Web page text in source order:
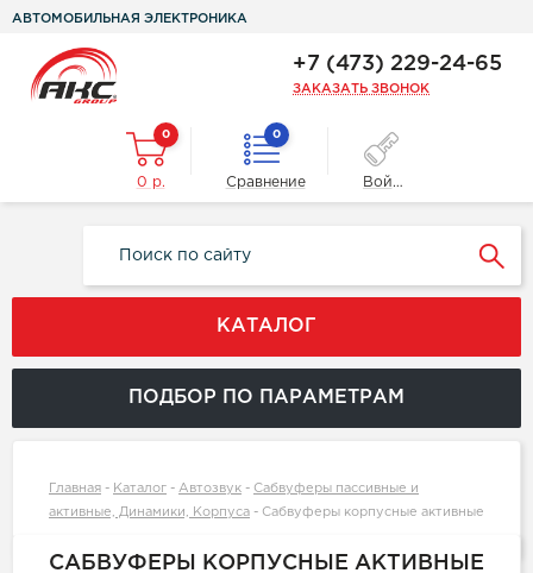
АВТОМОБИЛЬНАЯ ЭЛЕКТРОНИКА
+7 (473) 229-24-65
ЗАКАЗАТЬ ЗВОНОК
0
0 р.
0
Сравнение Войти
КАТАЛОГ
ПОДБОР ПО ПАРАМЕТРАМ
Главная - Каталог - Автозвук - Сабвуферы пассивные и
активные, Динамики, Корпуса - Cабвуферы корпусные активные
CАБВУФЕРЫ КОРПУСНЫЕ АКТИВНЫЕ